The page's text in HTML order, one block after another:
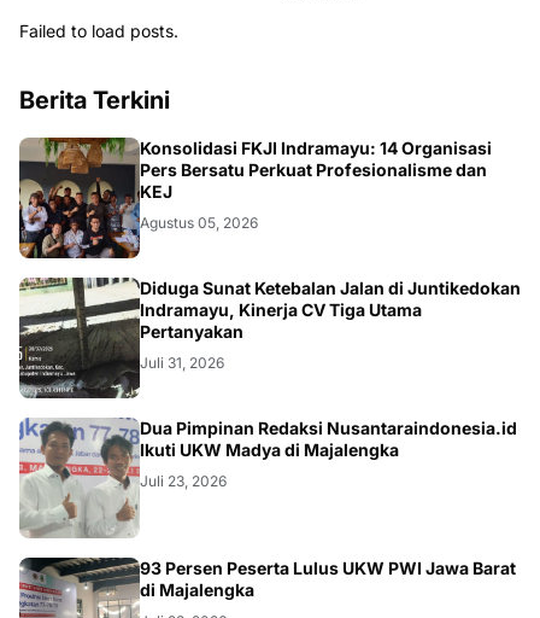
Failed to load posts.
Berita Terkini
Konsolidasi FKJI Indramayu: 14 Organisasi
Pers Bersatu Perkuat Profesionalisme dan
KEJ
Agustus 05, 2026
KRIMINAL
Diduga Sunat Ketebalan Jalan di Juntikedokan
Indramayu, Kinerja CV Tiga Utama
Pertanyakan
Juli 31, 2026
Dua Pimpinan Redaksi Nusantaraindonesia.id
Ikuti UKW Madya di Majalengka
Juli 23, 2026
93 Persen Peserta Lulus UKW PWI Jawa Barat
di Majalengka